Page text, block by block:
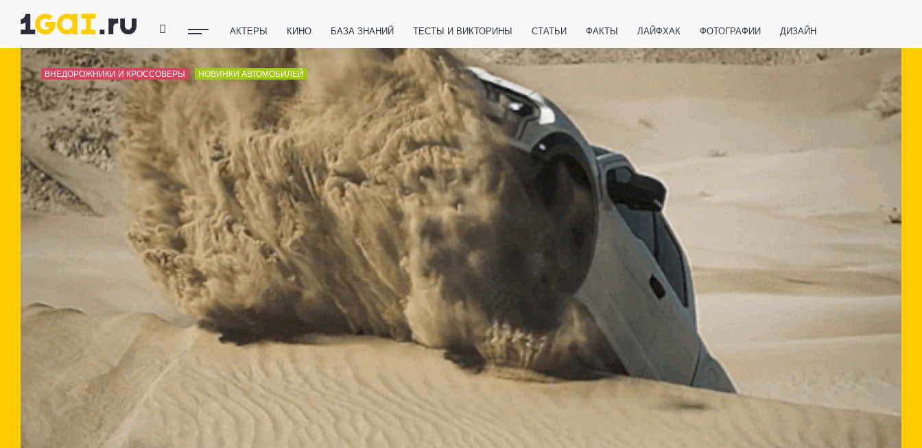
АКТЕРЫ КИНО БАЗА ЗНАНИЙ ТЕСТЫ И ВИКТОРИНЫ СТАТЬИ ФАКТЫ ЛАЙФХАК ФОТОГРАФИИ ДИЗАЙН
ПОЛЕЗНЫЕ СОВЕТЫ ЖИВОТНЫЕ ПОЛЕЗНО ЗНАТЬ ЗАКОНОДАТЕЛЬСТВО ВАЖНО ЗНАТЬ СПОРТ СМАРТФОНЫ ПОЛЕЗНОЕ
ФИТНЕС ТЕХНОЛОГИИ
ВНЕДОРОЖНИКИ И КРОССОВЕРЫ НОВИНКИ АВТОМОБИЛЕЙ